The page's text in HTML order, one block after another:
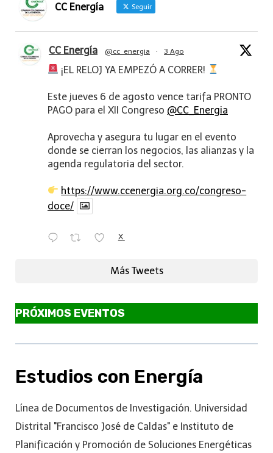
CC Energía Seguir
CC Energía @cc_energia · 3 Ago
¡EL RELOJ YA EMPEZÓ A CORRER!
Este jueves 6 de agosto vence tarifa PRONTO
PAGO para el XII Congreso @CC_Energia
Aprovecha y asegura tu lugar en el evento
donde se cierran los negocios, las alianzas y la
agenda regulatoria del sector.
https://www.ccenergia.org.co/congreso-
doce/
X
Más Tweets
PRÓXIMOS EVENTOS
Estudios con Energía
Línea de Documentos de Investigación. Universidad
Distrital "Francisco José de Caldas" e Instituto de
Planificación y Promoción de Soluciones Energéticas